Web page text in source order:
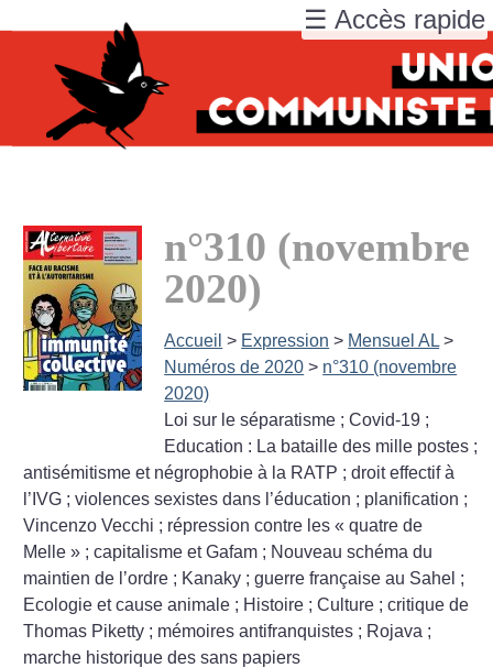
n°310 (novembre
2020)
Accueil > Expression > Mensuel AL >
Numéros de 2020 > n°310 (novembre
2020)
Loi sur le séparatisme ; Covid-19 ;
Education : La bataille des mille postes ;
antisémitisme et négrophobie à la RATP ; droit effectif à
l’IVG ; violences sexistes dans l’éducation ; planification ;
Vincenzo Vecchi ; répression contre les « quatre de
Melle » ; capitalisme et Gafam ; Nouveau schéma du
maintien de l’ordre ; Kanaky ; guerre française au Sahel ;
Ecologie et cause animale ; Histoire ; Culture ; critique de
Thomas Piketty ; mémoires antifranquistes ; Rojava ;
marche historique des sans papiers
☰ Accès rapide